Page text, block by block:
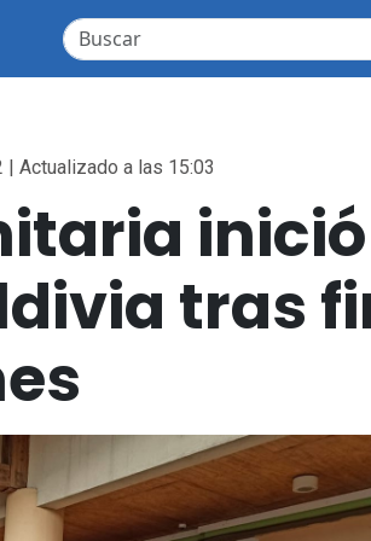
| Actualizado a las 15:03
tras